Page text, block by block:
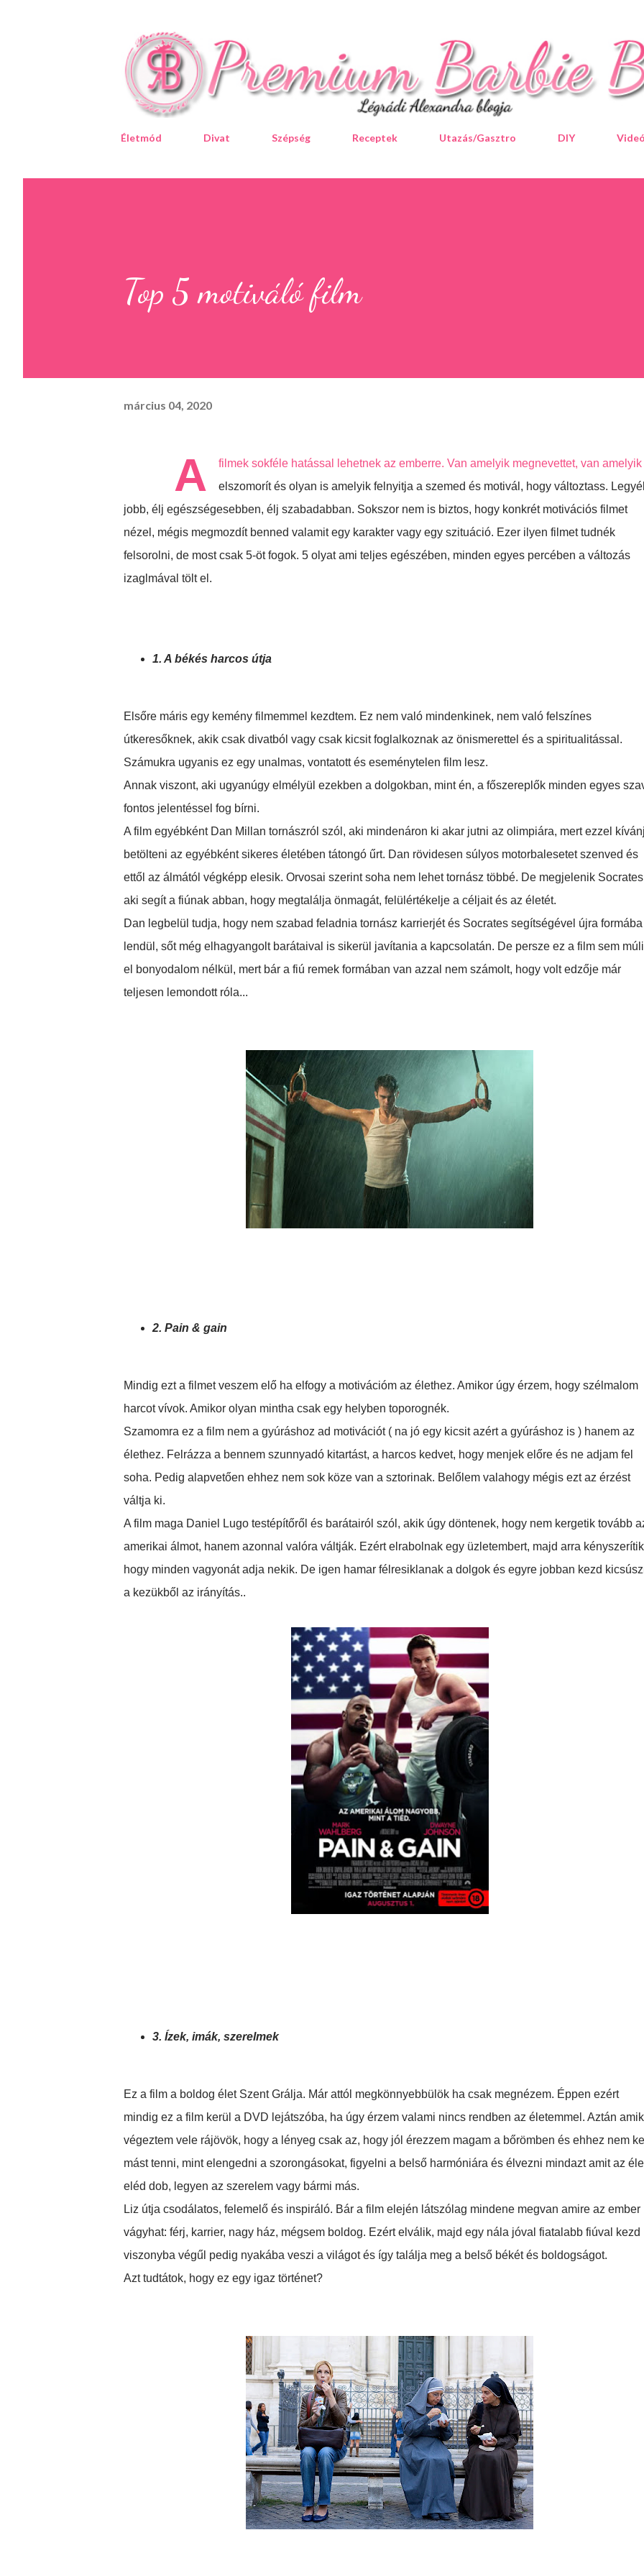
Életmód Divat Szépség Receptek Utazás/Gasztro DIY
Top 5 motiváló film
március 04, 2020
A
filmek sokféle hatással lehetnek az emberre. Van amelyik megnevettet, van amelyik
elszomorít és olyan is amelyik felnyitja a szemed és motivál, hogy változtass. Legyél
jobb, élj egészségesebben, élj szabadabban. Sokszor nem is biztos, hogy konkrét motivációs filmet
nézel, mégis megmozdít benned valamit egy karakter vagy egy szituáció. Ezer ilyen filmet tudnék
felsorolni, de most csak 5-öt fogok. 5 olyat ami teljes egészében, minden egyes percében a változás
izaglmával tölt el.
1. A békés harcos útja
Elsőre máris egy kemény filmemmel kezdtem. Ez nem való mindenkinek, nem való felszínes
útkeresőknek, akik csak divatból vagy csak kicsit foglalkoznak az önismerettel és a spiritualitással.
Számukra ugyanis ez egy unalmas, vontatott és eseménytelen film lesz.
Annak viszont, aki ugyanúgy elmélyül ezekben a dolgokban, mint én, a főszereplők minden egyes
fontos jelentéssel fog bírni.
A film egyébként Dan Millan tornászról szól, aki mindenáron ki akar jutni az olimpiára, mert ezzel
betölteni az egyébként sikeres életében tátongó űrt. Dan rövidesen súlyos motorbalesetet szenved és
ettől az álmától végképp elesik. Orvosai szerint soha nem lehet tornász többé. De megjelenik
aki segít a fiúnak abban, hogy megtalálja önmagát, felülértékelje a céljait és az életét.
Dan legbelül tudja, hogy nem szabad feladnia tornász karrierjét és Socrates segítségével újra formába
lendül, sőt még elhagyangolt barátaival is sikerül javítania a kapcsolatán. De persze ez a film sem
el bonyodalom nélkül, mert bár a fiú remek formában van azzal nem számolt, hogy volt edzője már
teljesen lemondott róla...
2. Pain & gain
Mindig ezt a filmet veszem elő ha elfogy a motivációm az élethez. Amikor úgy érzem, hogy szélmalom
harcot vívok. Amikor olyan mintha csak egy helyben toporognék.
Szamomra ez a film nem a gyúráshoz ad motivációt ( na jó egy kicsit azért a gyúráshoz is ) hanem az
élethez. Felrázza a bennem szunnyadó kitartást, a harcos kedvet, hogy menjek előre és ne adjam fel
soha. Pedig alapvetően ehhez nem sok köze van a sztorinak. Belőlem valahogy mégis ezt az érzést
váltja ki.
A film maga Daniel Lugo testépítőről és barátairól szól, akik úgy döntenek, hogy nem kergetik tovább
amerikai álmot, hanem azonnal valóra váltják. Ezért elrabolnak egy üzletembert, majd arra
hogy minden vagyonát adja nekik. De igen hamar félresiklanak a dolgok és egyre jobban kezd
a kezükből az irányítás..
3. Ízek, imák, szerelmek
Ez a film a boldog élet Szent Grálja. Már attól megkönnyebbülök ha csak megnézem. Éppen ezért
mindig ez a film kerül a DVD lejátszóba, ha úgy érzem valami nincs rendben az életemmel. Aztán
végeztem vele rájövök, hogy a lényeg csak az, hogy jól érezzem magam a bőrömben és ehhez nem kell
mást tenni, mint elengedni a szorongásokat, figyelni a belső harmóniára és élvezni mindazt amit az
eléd dob, legyen az szerelem vagy bármi más.
Liz útja csodálatos, felemelő és inspiráló. Bár a film elején látszólag mindene megvan amire az ember
vágyhat: férj, karrier, nagy ház, mégsem boldog. Ezért elválik, majd egy nála jóval fiatalabb fiúval kezd
viszonyba végűl pedig nyakába veszi a világot és így találja meg a belső békét és boldogságot.
Azt tudtátok, hogy ez egy igaz történet?